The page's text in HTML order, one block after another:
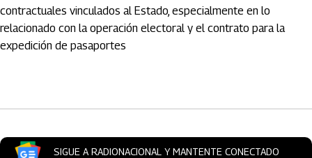
contractuales vinculados al Estado, especialmente en lo
relacionado con la operación electoral y el contrato para la
expedición de pasaportes
SIGUE A RADIONACIONAL Y MANTENTE CONECTADO